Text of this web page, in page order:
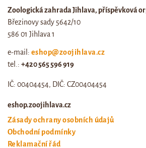
Zoologická zahrada Jihlava, příspěvková
Březinovy sady 5642/10
586 01 Jihlava 1
e-mail: eshop@zoojihlava.cz
tel.: +420 565 596 919
IČ: 00404454, DIČ: CZ00404454
eshop.zoojihlava.cz
Zásady ochrany osobních údajů
Obchodní podmínky
Reklamační řád